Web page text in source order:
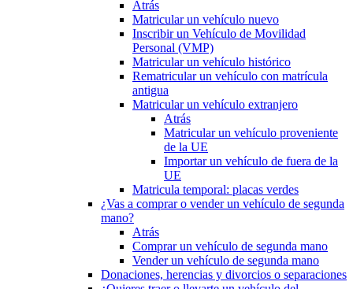
Atrás
Matricular un vehículo nuevo
Inscribir un Vehículo de Movilidad
Personal (VMP)
Matricular un vehículo histórico
Rematricular un vehículo con matrícula
antigua
Matricular un vehículo extranjero
Atrás
Matricular un vehículo proveniente
de la UE
Importar un vehículo de fuera de la
UE
Matricula temporal: placas verdes
¿Vas a comprar o vender un vehículo de segunda
mano?
Atrás
Comprar un vehículo de segunda mano
Vender un vehículo de segunda mano
Donaciones, herencias y divorcios o separaciones